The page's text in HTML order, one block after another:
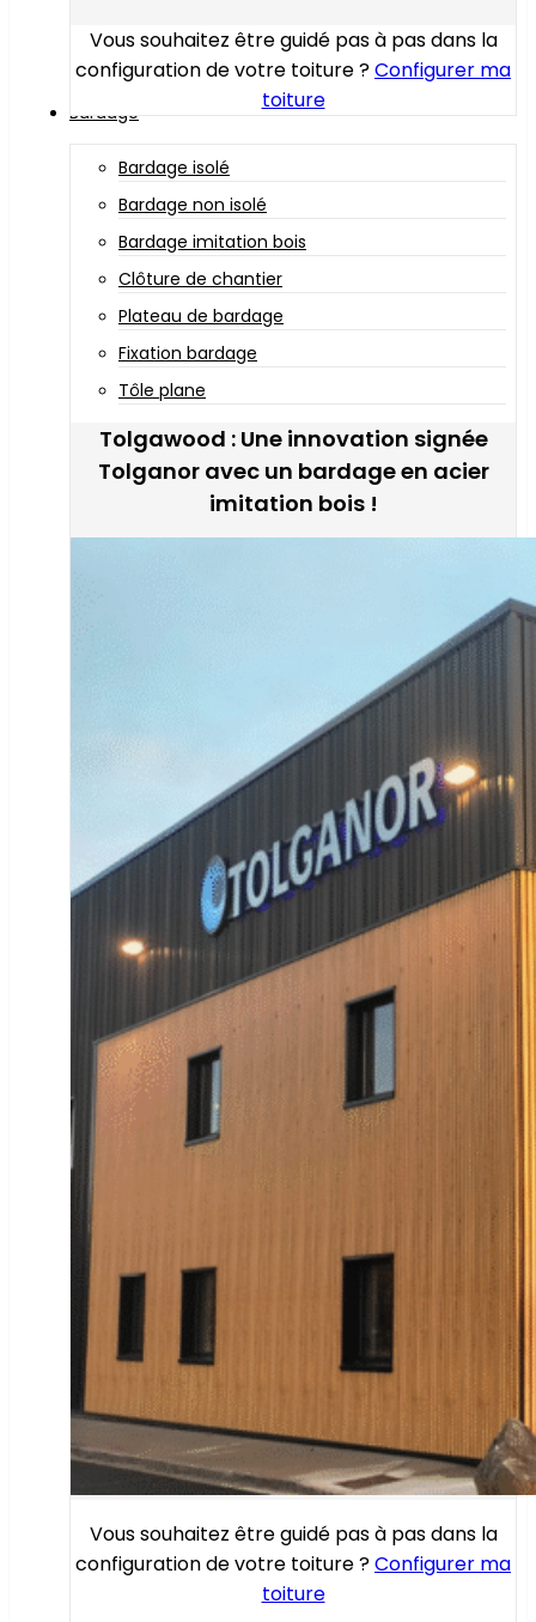
Vous souhaitez être guidé pas à pas dans la
configuration de votre toiture ?Configurer ma
toiture
Bardage
Bardage isolé
Bardage non isolé
Bardage imitation bois
Clôture de chantier
Plateau de bardage
Fixation bardage
Tôle plane
Tolgawood : Une innovation signée
Tolganor avec un bardage en acier
imitation bois !
Vous souhaitez être guidé pas à pas dans la
configuration de votre toiture ?Configurer ma
toiture